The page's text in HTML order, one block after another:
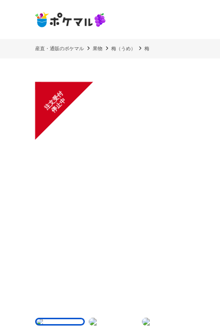
産直・通販のポケマル 果物 梅（うめ） 梅
注
文
受
付
停
止
中